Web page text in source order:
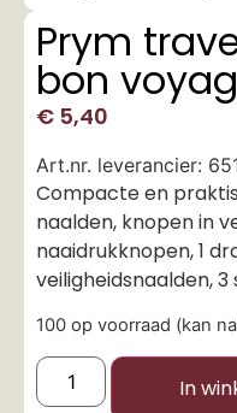
Prym
bon
€ 5,40
Art.nr. leverancier:
Compacte en
naalden, knopen in
naaidrukknopen, 1
veiligheidsnaalden,
100 op voorraad (kan
In